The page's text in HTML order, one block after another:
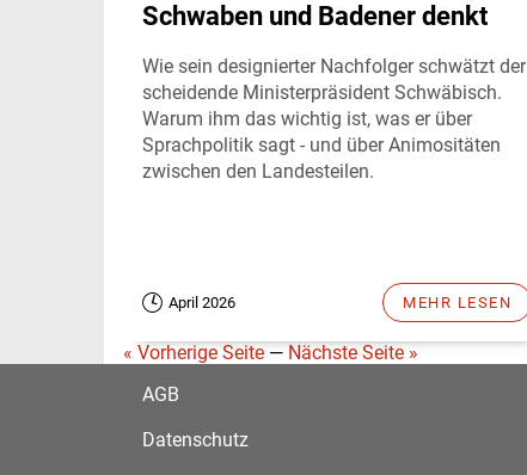
Schwaben und Badener denkt
Wie sein designierter Nachfolger schwätzt der
scheidende Ministerpräsident Schwäbisch.
Warum ihm das wichtig ist, was er über
Sprachpolitik sagt - und über Animositäten
zwischen den Landesteilen.
April 2026 MEHR LESEN
« Vorherige Seite — Nächste Seite »
AGB
Datenschutz